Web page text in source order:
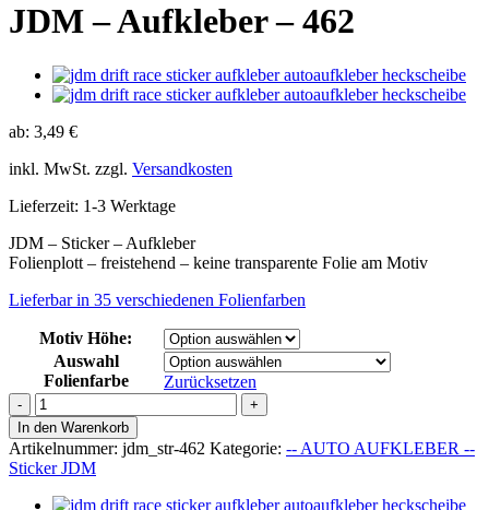
JDM – Aufkleber – 462
ab: 3,49 €
inkl. MwSt. zzgl. Versandkosten
Lieferzeit: 1-3 Werktage
JDM – Sticker – Aufkleber
Folienplott – freistehend – keine transparente Folie am Motiv
Lieferbar in 35 verschiedenen Folienfarben
Motiv Höhe:
Auswahl
Folienfarbe
Zurücksetzen
JDM
-
Aufkleber
-
462
Menge
In den Warenkorb
Artikelnummer: jdm_str-462 Kategorie: -- AUTO AUFKLEBER --
Sticker JDM